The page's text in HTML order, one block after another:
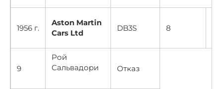
1956 г.
Aston Martin
Cars Ltd
DB3S 8
9
Рой
Сальвадори
Отказ